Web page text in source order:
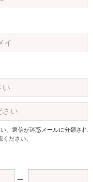
。返信が迷惑メールに分類され
ださい。